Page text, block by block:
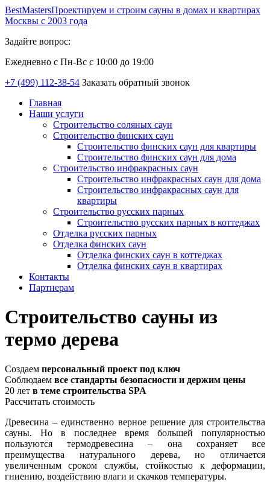
BestMastersПроектируем и строим сауны в домах и квартирах
Москвы с 2003 года
Задайте вопрос:
Ежедневно с Пн-Вс с 10:00 до 19:00
+7 (499) 112-38-54 Заказать обратный звонок
Главная
Наши услуги
Строительство соляных саун
Строительство финских саун
Строительство финских саун для квартиры
Строительство финских саун для дома
Строительство инфракрасных саун
Строительство инфракрасных саун для дома
Строительство инфракрасных саун для
квартиры
Строительство русских парных
Строительство русских парных в коттеджах
Отделка русских парных
Отделка финских саун
Отделка финских саун в коттеджах
Отделка финских саун в квартирах
Контакты
Партнерам
Строительство сауны из
термо дерева
Создаем персональный проект под ключ
Соблюдаем все стандарты безопасности и держим цены
20 лет в теме строительства SPA
Рассчитать стоимость
Древесина – единственно верное решение для строительства
сауны. Но в последнее время большей популярностью
пользуются термодревесина – она сохраняет все
преимущества натурального дерева, но отличается
увеличенным сроком службы, стойкостью к деформации,
гниению, воздействию влаги и скачков температуры.